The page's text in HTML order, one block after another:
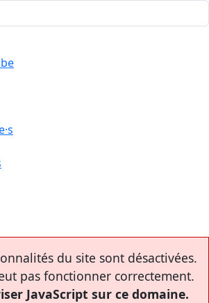
du site sont désactivées.
pas fonctionner correctement.
JavaScript sur ce domaine.